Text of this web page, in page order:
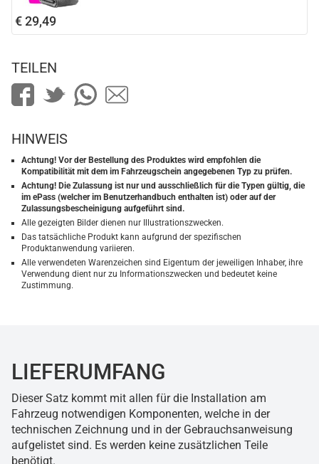
€ 29,49
TEILEN
HINWEIS
Achtung! Vor der Bestellung des Produktes wird empfohlen die
Kompatibilität mit dem im Fahrzeugschein angegebenen Typ zu prüfen.
Achtung! Die Zulassung ist nur und ausschließlich für die Typen gültig, die
im ePass (welcher im Benutzerhandbuch enthalten ist) oder auf der
Zulassungsbescheinigung aufgeführt sind.
Alle gezeigten Bilder dienen nur Illustrationszwecken.
Das tatsächliche Produkt kann aufgrund der spezifischen
Produktanwendung variieren.
Alle verwendeten Warenzeichen sind Eigentum der jeweiligen Inhaber, ihre
Verwendung dient nur zu Informationszwecken und bedeutet keine
Zustimmung.
LIEFERUMFANG
Dieser Satz kommt mit allen für die Installation am
Fahrzeug notwendigen Komponenten, welche in der
technischen Zeichnung und in der Gebrauchsanweisung
aufgelistet sind. Es werden keine zusätzlichen Teile
benötigt.